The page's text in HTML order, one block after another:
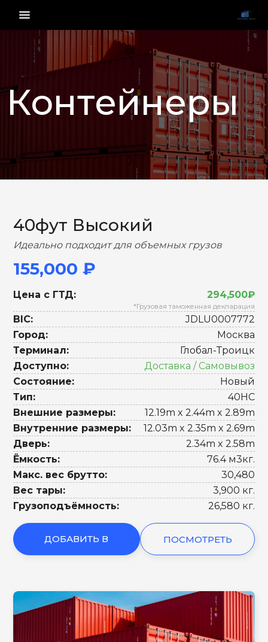
menu_vert
Контейнеры
НАЗАД ВПЕРЕД
40фут Высокий
Идеально подходит для объемных грузов
155,000 ₽
Цена с ГТД: 294,500₽
*Грузовая таможенная декларация
BIC:
JDLU0007772
Город:
Москва
Терминал:
Глобал-Троицк
Доступно:
Доставка / Самовывоз
Состояние:
Новый
Тип:
40HC
Внешние размеры:
12.19m x 2.44m x 2.89m
Внутренние размеры:
12.03m x 2.35m x 2.69m
Дверь:
2.34m x 2.58m
Ёмкость:
76.4 м3кг.
Макс. вес брутто:
30,480
Вес тары:
3,900 кг.
Грузоподъёмность:
26,580 кг.
ДОБАВИТЬ В ПОСМОТРЕТЬ